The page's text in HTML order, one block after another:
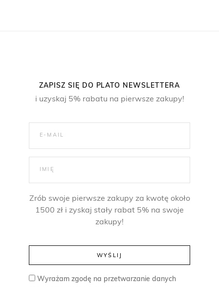
ZAPISZ SIĘ DO PLATO NEWSLETTERA
i uzyskaj 5% rabatu na pierwsze zakupy!
Zrób swoje pierwsze zakupy za kwotę około
1500 zł i zyskaj stały rabat 5% na swoje
zakupy!
Wyrażam zgodę na przetwarzanie danych